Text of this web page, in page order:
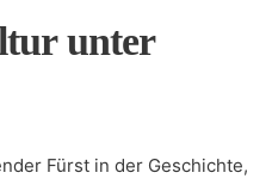
unter
Fürst in⁤ der Geschichte,